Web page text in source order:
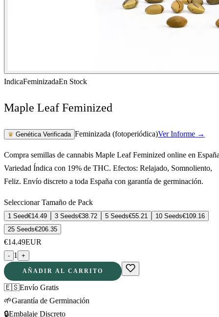
IndicaFeminizadaEn Stock
Maple Leaf Feminized
♛ Genética Verificada Feminizada (fotoperiódica)Ver Informe →
Compra semillas de cannabis Maple Leaf Feminized online en
Variedad Índica con 19% de THC. Efectos: Relajado, Somnoliento,
Feliz. Envío discreto a toda España con garantía de germinación.
Seleccionar Tamaño de Pack
1 Seed€14.49 3 Seeds€38.72 5 Seeds€55.21 10 Seeds€109.16
25 Seeds€206.35
€14.49EUR
- 1 +
AÑADIR AL CARRITO
🇪🇸Envío Gratis
🌱Garantía de Germinación
🔒Embalaje Discreto